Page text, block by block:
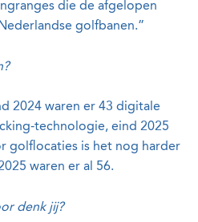
die de afgelopen
golfbanen.”
2024 waren er 43 digitale
technologie, eind 2025
golflocaties is het nog harder
waren er al 56.
denk jij?